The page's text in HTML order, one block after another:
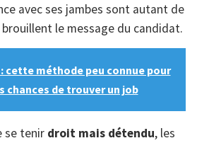
avec ses jambes sont autant de
le message du candidat.
cette méthode peu connue pour
chances de trouver un job
se tenir droit mais détendu, les